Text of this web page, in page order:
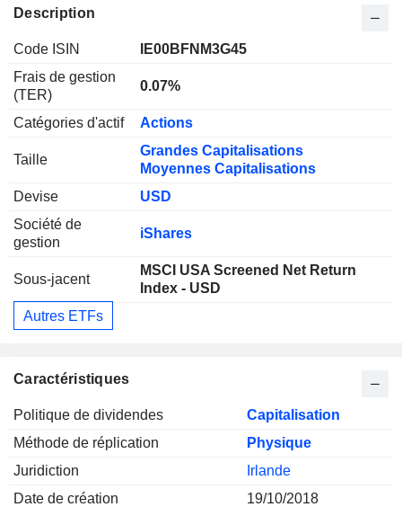
Description
Code ISIN
IE00BFNM3G45
Frais de gestion
(TER)
0.07%
Catégories d'actif Actions
Taille
Grandes Capitalisations
Moyennes Capitalisations
Devise
USD
Société de
gestion
iShares
Sous-jacent
MSCI USA Screened Net Return
Index - USD
Autres ETFs
Caractéristiques
Politique de dividendes
Capitalisation
Méthode de réplication
Physique
Juridiction
Irlande
Date de création
19/10/2018